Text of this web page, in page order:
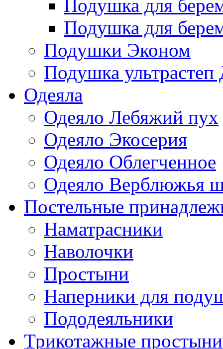
Подушка для
Подушка для
Подушки Эконом
Подушка ультрастеп
Одеяла
Одеяло Лебяжий пух
Одеяло Экосерия
Одеяло Облегченное
Одеяло Верблюжья
Постельные
Наматрасники
Наволочки
Простыни
Наперники для
Пододеяльники
Трикотажные